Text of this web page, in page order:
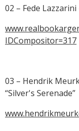
02 – Fede
IDCompositor=317
03 – Hendrik
“Silver's Serenade”